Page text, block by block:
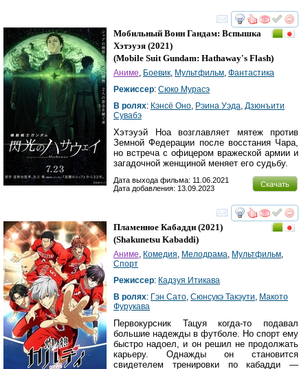
смотреть
Мобильный Воин Гандам: Вспышка
Хэтэуэя (2021)
(Mobile Suit Gundam: Hathaway's Flash)
Аниме, Боевик, Мультфильм, Фантастика
Режиссер: Сюко Мурасэ
В ролях: Кэнсё Оно, Рэина Уэда, Дзюнъити
Сувабэ
Хэтэуэй Ноа возглавляет мятеж против
Земной Федерации после восстания Чара,
но встреча с офицером вражеской армии и
загадочной женщиной меняет его судьбу.
Скачать
Дата выхода фильма: 11.06.2021
Дата добавления: 13.09.2023
смотреть
Пламенное Кабадди (2021)
(Shakunetsu Kabaddi)
Аниме, Комедия, Мелодрама, Мультфильм,
Спорт
Режиссер: Кадзуя Итикава
В ролях: Гэн Сато, Сюнсукэ Такэути, Макото
Фурукава
Первокурсник Тацуя когда-то подавал
большие надежды в футболе. Но спорт ему
быстро надоел, и он решил не продолжать
карьеру. Однажды он становится
свидетелем тренировки по кабадди —